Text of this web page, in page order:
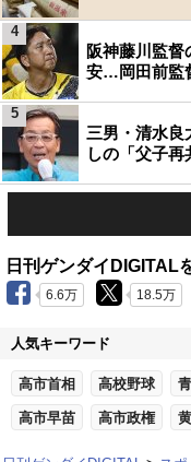
阪神藤川監
安…岡田前監
4
三男・清水
しの「父子
5
日刊ゲンダイDIGITAL
6.6万 18.5万
人気キーワード
高市首相 高校野球
高市早苗 高市政権